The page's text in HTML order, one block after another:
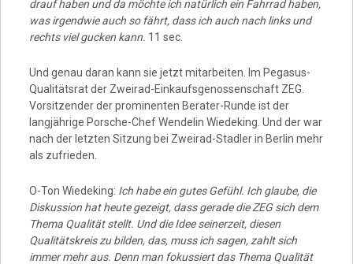
drauf haben und da möchte ich natürlich ein Fahrrad haben,
was irgendwie auch so fährt, dass ich auch nach links und
rechts viel gucken kann. 11 sec.
Und genau daran kann sie jetzt mitarbeiten. Im Pegasus-
Qualitätsrat der Zweirad-Einkaufsgenossenschaft ZEG.
Vorsitzender der prominenten Berater-Runde ist der
langjährige Porsche-Chef Wendelin Wiedeking. Und der war
nach der letzten Sitzung bei Zweirad-Stadler in Berlin mehr
als zufrieden.
O-Ton Wiedeking: Ich habe ein gutes Gefühl. Ich glaube, die
Diskussion hat heute gezeigt, dass gerade die ZEG sich dem
Thema Qualität stellt. Und die Idee seinerzeit, diesen
Qualitätskreis zu bilden, das, muss ich sagen, zahlt sich
immer mehr aus. Denn man fokussiert das Thema Qualität